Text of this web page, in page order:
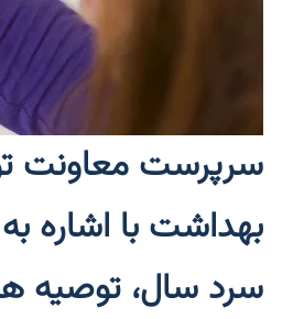
سرپرست معاونت
بهداشت با اشاره
سرد سال، توصیه‌